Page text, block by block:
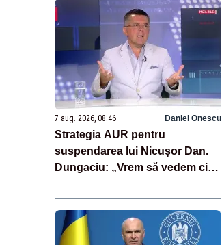
7 aug. 2026, 08:46 Daniel Onescu
Strategia AUR pentru
suspendarea lui Nicușor Dan.
Dungaciu: „Vrem să vedem cine